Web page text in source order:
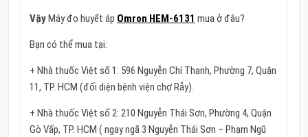
Vậy Máy đo huyết áp Omron HEM-6131 mua ở đâu?
Bạn có thể mua tại:
+ Nhà thuốc Việt số 1: 596 Nguyễn Chí Thanh, Phường 7, Quận
11, TP. HCM (đối diện bệnh viện chợ Rẫy).
+ Nhà thuốc Việt số 2: 210 Nguyễn Thái Sơn, Phường 4, Quận
Gò Vấp, TP. HCM ( ngay ngã 3 Nguyễn Thái Sơn – Phạm Ngũ